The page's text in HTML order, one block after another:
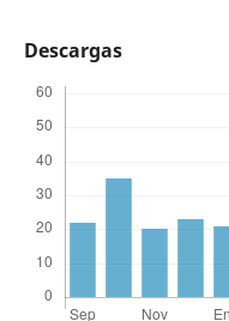
Descargas